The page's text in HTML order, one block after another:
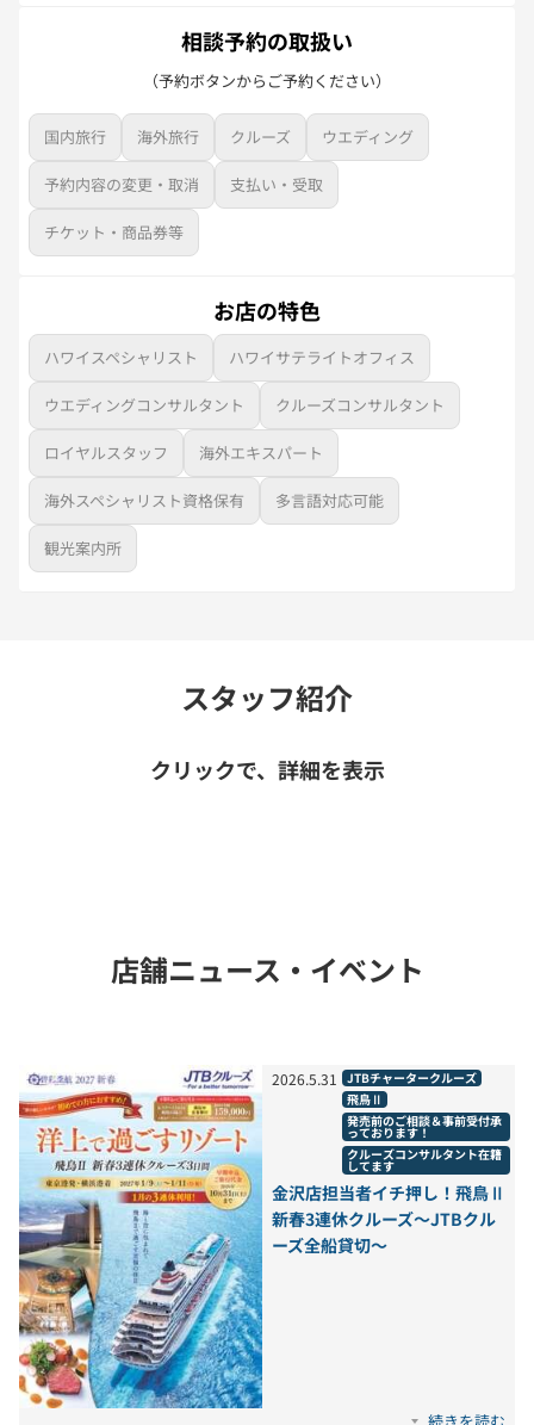
相談予約の取扱い
（予約ボタンからご予約ください）
国内旅行 海外旅行 クルーズ ウエディング
予約内容の変更・取消 支払い・受取
チケット・商品券等
お店の特色
ハワイスペシャリスト ハワイサテライトオフィス
ウエディングコンサルタント クルーズコンサルタント
ロイヤルスタッフ 海外エキスパート
海外スペシャリスト資格保有 多言語対応可能
観光案内所
スタッフ紹介
クリックで、詳細を表示
店舗ニュース・イベント
2026.5.31
JTBチャータークルーズ
飛鳥Ⅱ
発売前のご相談＆事前受付承
っております！
クルーズコンサルタント在籍
してます
金沢店担当者イチ押し！飛鳥Ⅱ
新春3連休クルーズ～JTBクル
ーズ全船貸切～